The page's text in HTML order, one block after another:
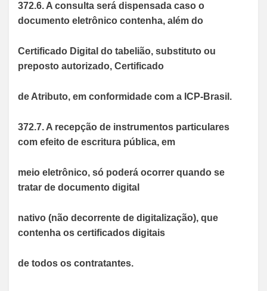
372.6. A consulta será dispensada caso o
documento eletrônico contenha, além do
Certificado Digital do tabelião, substituto ou
preposto autorizado, Certificado
de Atributo, em conformidade com a ICP-Brasil.
372.7. A recepção de instrumentos particulares
com efeito de escritura pública, em
meio eletrônico, só poderá ocorrer quando se
tratar de documento digital
nativo (não decorrente de digitalização), que
contenha os certificados digitais
de todos os contratantes.